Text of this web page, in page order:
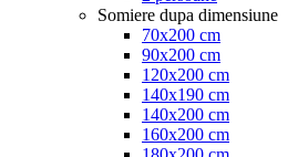
Somiere dupa dimensiune
70x200 cm
90x200 cm
120x200 cm
140x190 cm
140x200 cm
160x200 cm